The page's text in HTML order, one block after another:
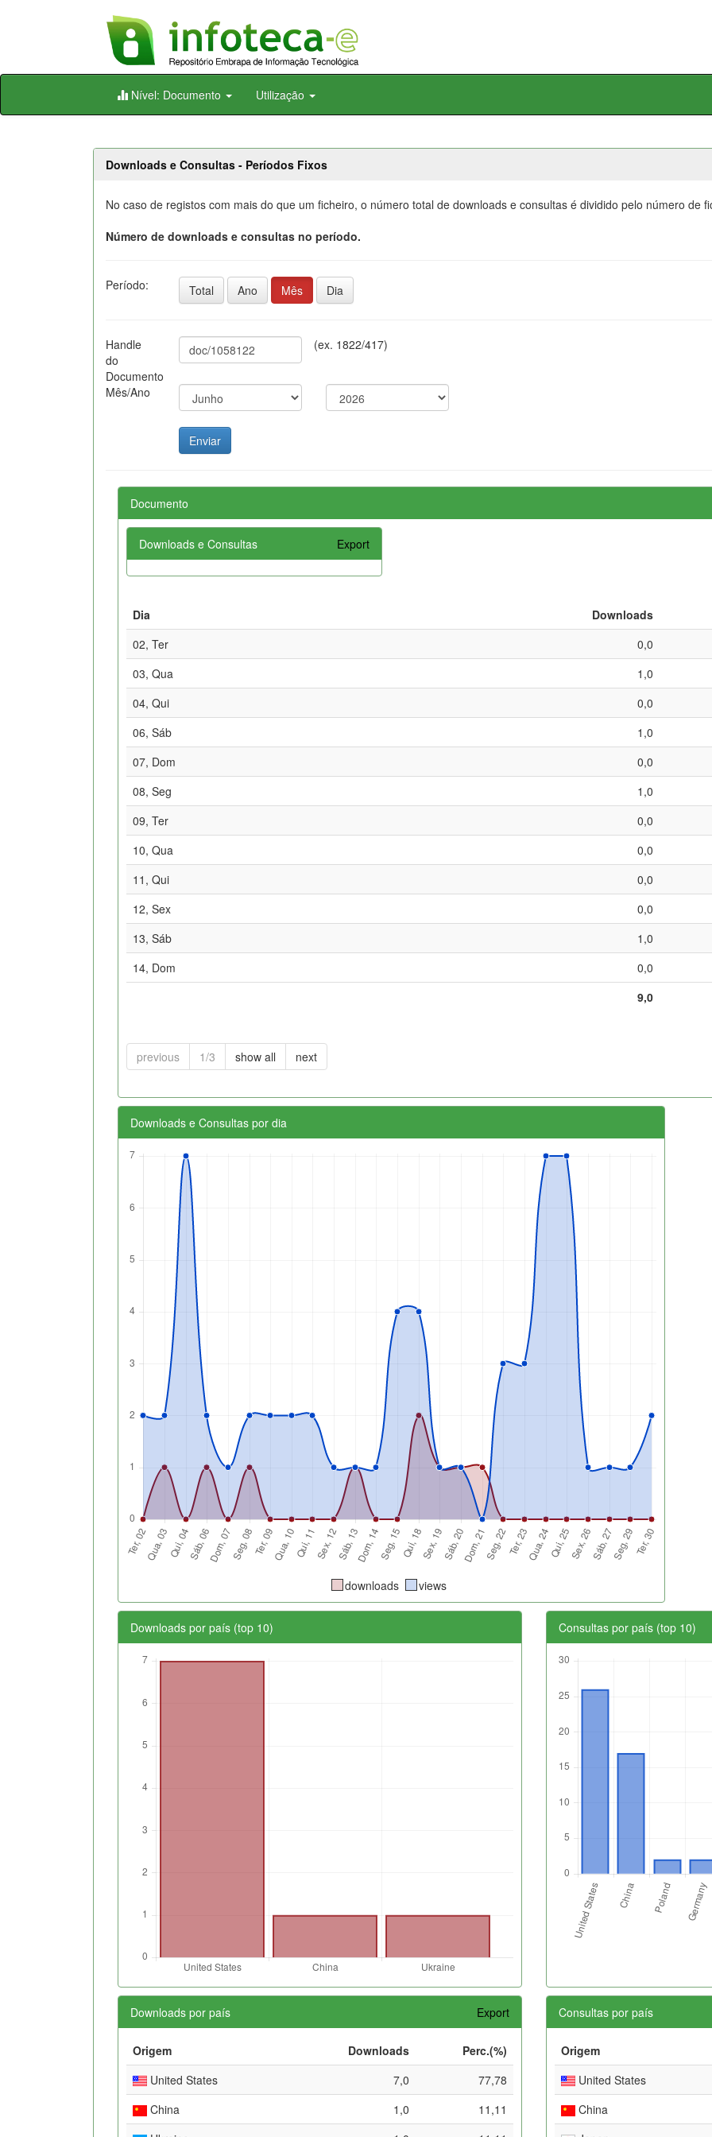
Skip
Nível: Documento Utilização
Downloads e Consultas - Períodos Fixos
No caso de registos com mais do que um ficheiro, o número total de downloads e consultas é dividido pelo número de
Número de downloads e consultas no período.
Período: Total Ano Mês Dia
Handle
do
Documento
(ex. 1822/417)
Mês/Ano
Documento
Downloads e Consultas Export
Dia Downloads
02, Ter
0,0
03, Qua
1,0
04, Qui
0,0
06, Sáb
1,0
07, Dom
0,0
08, Seg
1,0
09, Ter
0,0
10, Qua
0,0
11, Qui
0,0
12, Sex
0,0
13, Sáb
1,0
14, Dom
0,0
9,0
previous 1/3 show all next
Downloads e Consultas por dia
downloads views
Downloads por país (top 10) Consultas por país (top 10)
Downloads por país Export
Origem Downloads
Perc.(%)
United States
7,0
77,78
China
1,0
11,11
Consultas por país
Origem
United States
China